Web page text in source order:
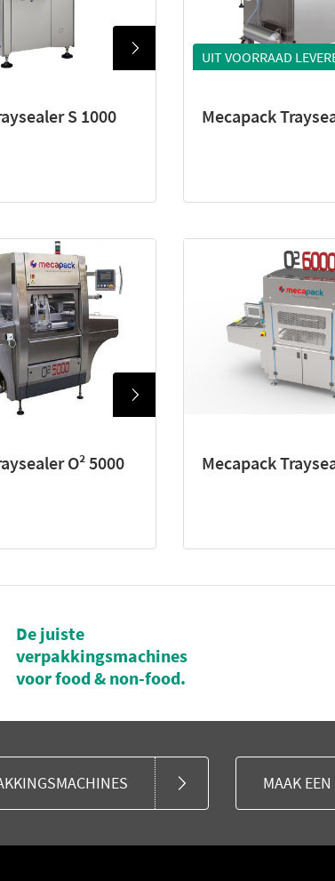
S 1000
UIT VOORRAAD
Mecapack
O² 5000 Mecapack
De juiste
verpakkingsmachines
voor food & non-food.
MAAK